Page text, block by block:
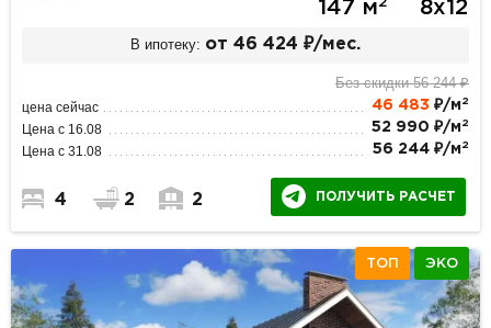
147 м2 8х12
В ипотеку: от 46 424 ₽/мес.
Без скидки 56 244 ₽
цена сейчас 46 483 ₽/м 2
Цена с 16.08 52 990 ₽/м 2
Цена с 31.08 56 244 ₽/м 2
4 2 2 ПОЛУЧИТЬ РАСЧЕТ
ТОП ЭКО